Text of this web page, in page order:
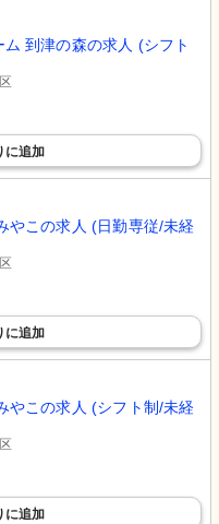
到津の森の求人 (シフト
に追加
やこの求人 (日勤専従/未経
に追加
やこの求人 (シフト制/未経
に追加